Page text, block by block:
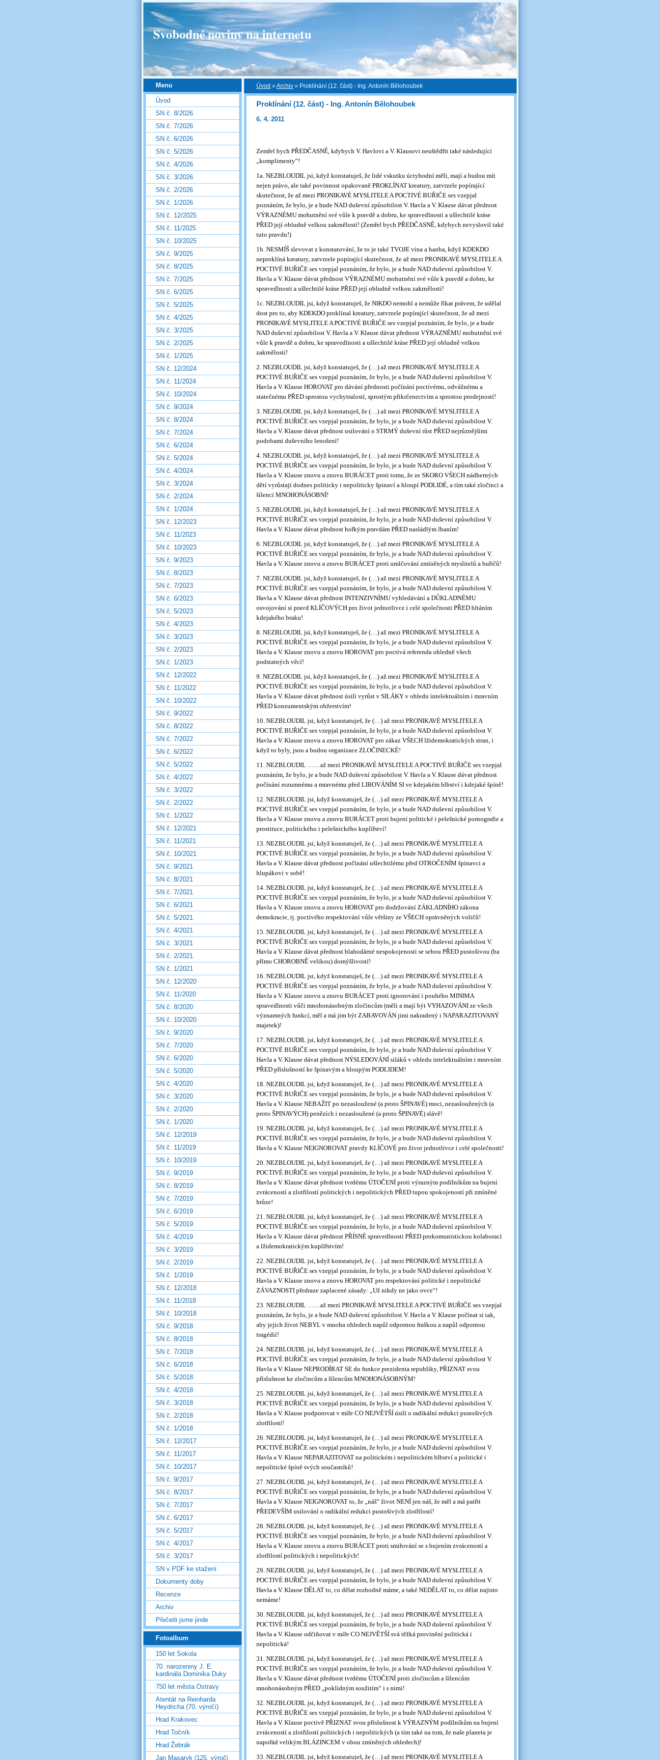
Svobodné noviny na internetu
Úvod »Archiv » Proklínání (12. část) - Ing. Antonín Bělohoubek
Proklínání (12. část) - Ing. Antonín Bělohoubek
6. 4. 2011
Zemřel bych PŘEDČASNĚ, kdybych V. Havlovi a V. Klausovi neuštědřit také následující
„komplimenty“!
1a. NEZBLOUDIL jsi, když konstatuješ, že lidé vskutku úctyhodní měli, mají a budou mít
nejen právo, ale také povinnost opakovaně PROKLÍNAT kreatury, zatvrzele popírající
skutečnost, že až mezi PRONIKAVÉ MYSLITELE A POCTIVÉ BUŘIČE ses vzepjal
poznáním, že bylo, je a bude NAD duševní způsobilost V. Havla a V. Klause dávat přednost
VÝRAZNÉMU mohutnění své vůle k pravdě a dobru, ke spravedlnosti a ušlechtilé kráse
PŘED její obludně velkou zakrnělostí! (Zemřel bych PŘEDČASNĚ, kdybych nevyslovil také
tuto pravdu!)
1b. NESMÍŠ slevovat z konstatování, že to je také TVOJE vina a hanba, když KDEKDO
neproklíná kreatury, zatvrzele popírající skutečnost, že až mezi PRONIKAVÉ MYSLITELE A
POCTIVÉ BUŘIČE ses vzepjal poznáním, že bylo, je a bude NAD duševní způsobilost V.
Havla a V. Klause dávat přednost VÝRAZNÉMU mohutnění své vůle k pravdě a dobru, ke
spravedlnosti a ušlechtilé kráse PŘED její obludně velkou zakrnělostí!
1c. NEZBLOUDIL jsi, když konstatuješ, že NIKDO nemohl a nemůže říkat právem, že udělal
dost pro to, aby KDEKDO proklínal kreatury, zatvrzele popírající skutečnost, že až mezi
PRONIKAVÉ MYSLITELE A POCTIVÉ BUŘIČE ses vzepjal poznáním, že bylo, je a bude
NAD duševní způsobilost V. Havla a V. Klause dávat přednost VÝRAZNÉMU mohutnění své
vůle k pravdě a dobru, ke spravedlnosti a ušlechtilé kráse PŘED její obludně velkou
zakrnělostí!
2. NEZBLOUDIL jsi, když konstatuješ, že (…) až mezi PRONIKAVÉ MYSLITELE A
POCTIVÉ BUŘIČE ses vzepjal poznáním, že bylo, je a bude NAD duševní způsobilost V.
Havla a V. Klause HOROVAT pro dávání přednosti počínání poctivému, odvážnému a
statečnému PŘED sprostou vychytralostí, sprostým přikrčenectvím a sprostou prodejností!
3. NEZBLOUDIL jsi, když konstatuješ, že (…) až mezi PRONIKAVÉ MYSLITELE A
POCTIVÉ BUŘIČE ses vzepjal poznáním, že bylo, je a bude NAD duševní způsobilost V.
Havla a V. Klause dávat přednost usilování o STRMÝ duševní růst PŘED nejrůznějšími
podobami duševního lenošení!
4. NEZBLOUDIL jsi, když konstatuješ, že (…) až mezi PRONIKAVÉ MYSLITELE A
POCTIVÉ BUŘIČE ses vzepjal poznáním, že bylo, je a bude NAD duševní způsobilost V.
Havla a V. Klause znovu a znovu BURÁCET proti tomu, že ze SKORO VŠECH nádherných
dětí vyrůstají dodnes politicky i nepoliticky špinaví a hloupí PODLIDÉ, a tím také zločinci a
šílenci MNOHONÁSOBNÍ!
5. NEZBLOUDIL jsi, když konstatuješ, že (…) až mezi PRONIKAVÉ MYSLITELE A
POCTIVÉ BUŘIČE ses vzepjal poznáním, že bylo, je a bude NAD duševní způsobilost V.
Havla a V. Klause dávat přednost hořkým pravdám PŘED nasládlým lhaním!
6. NEZBLOUDIL jsi, když konstatuješ, že (…) až mezi PRONIKAVÉ MYSLITELE A
POCTIVÉ BUŘIČE ses vzepjal poznáním, že bylo, je a bude NAD duševní způsobilost V.
Havla a V. Klause znovu a znovu BURÁCET proti umlčování zmíněných myslitelů a buřičů!
7. NEZBLOUDIL jsi, když konstatuješ, že (…) až mezi PRONIKAVÉ MYSLITELE A
POCTIVÉ BUŘIČE ses vzepjal poznáním, že bylo, je a bude NAD duševní způsobilost V.
Havla a V. Klause dávat přednost INTENZIVNÍMU vyhledávání a DŮKLADNÉMU
osvojování si pravd KLÍČOVÝCH pro život jednotlivce i celé společnosti PŘED hltáním
kdejakého braku!
8. NEZBLOUDIL jsi, když konstatuješ, že (…) až mezi PRONIKAVÉ MYSLITELE A
POCTIVÉ BUŘIČE ses vzepjal poznáním, že bylo, je a bude NAD duševní způsobilost V.
Havla a V. Klause znovu a znovu HOROVAT pro poctivá referenda ohledně všech
podstatných věcí!
9. NEZBLOUDIL jsi, když konstatuješ, že (…) až mezi PRONIKAVÉ MYSLITELE A
POCTIVÉ BUŘIČE ses vzepjal poznáním, že bylo, je a bude NAD duševní způsobilost V.
Havla a V. Klause dávat přednost úsilí vyrůst v SILÁKY v ohledu intelektuálním i mravním
PŘED konzumentským obžerstvím!
10. NEZBLOUDIL jsi, když konstatuješ, že (…) až mezi PRONIKAVÉ MYSLITELE A
POCTIVÉ BUŘIČE ses vzepjal poznáním, že bylo, je a bude NAD duševní způsobilost V.
Havla a V. Klause znovu a znovu HOROVAT pro zákaz VŠECH lžidemokratických stran, i
když to byly, jsou a budou organizace ZLOČINECKÉ!
11. NEZBLOUDIL ……až mezi PRONIKAVÉ MYSLITELE A POCTIVÉ BUŘIČE ses vzepjal
poznáním, že bylo, je a bude NAD duševní způsobilost V. Havla a V. Klause dávat přednost
počínání rozumnému a mravnému před LIBOVÁNÍM SI ve kdejakém blbství i kdejaké špíně!
12. NEZBLOUDIL jsi, když konstatuješ, že (…) až mezi PRONIKAVÉ MYSLITELE A
POCTIVÉ BUŘIČE ses vzepjal poznáním, že bylo, je a bude NAD duševní způsobilost V.
Havla a V. Klause znovu a znovu BURÁCET proti bujení politické i pelešnické pornografie a
prostituce, politického i pelešnického kuplířství!
13. NEZBLOUDIL jsi, když konstatuješ, že (…) až mezi PRONIKAVÉ MYSLITELE A
POCTIVÉ BUŘIČE ses vzepjal poznáním, že bylo, je a bude NAD duševní způsobilost V.
Havla a V. Klause dávat přednost počínání ušlechtilému před OTROČENÍM špinavci a
hlupákovi v sobě!
14. NEZBLOUDIL jsi, když konstatuješ, že (…) až mezi PRONIKAVÉ MYSLITELE A
POCTIVÉ BUŘIČE ses vzepjal poznáním, že bylo, je a bude NAD duševní způsobilost V.
Havla a V. Klause znovu a znovu HOROVAT pro dodržování ZÁKLADNÍHO zákona
demokracie, tj. poctivého respektování vůle většiny ze VŠECH oprávněných voličů!
15. NEZBLOUDIL jsi, když konstatuješ, že (…) až mezi PRONIKAVÉ MYSLITELE A
POCTIVÉ BUŘIČE ses vzepjal poznáním, že bylo, je a bude NAD duševní způsobilost V.
Havla a V. Klause dávat přednost blahodárné nespokojenosti se sebou PŘED pustošivou (ba
přímo CHOROBNĚ velikou) domýšlivostí!
16. NEZBLOUDIL jsi, když konstatuješ, že (…) až mezi PRONIKAVÉ MYSLITELE A
POCTIVÉ BUŘIČE ses vzepjal poznáním, že bylo, je a bude NAD duševní způsobilost V.
Havla a V. Klause znovu a znovu BURÁCET proti ignorování i pouhého MINIMA
spravedlnosti vůči mnohonásobným zločincům (měli a mají být VYHAZOVÁNI ze všech
významných funkcí, měl a má jim být ZABAVOVÁN jimi nakradený i NAPARAZITOVANÝ
majetek)!
17. NEZBLOUDIL jsi, když konstatuješ, že (…) až mezi PRONIKAVÉ MYSLITELE A
POCTIVÉ BUŘIČE ses vzepjal poznáním, že bylo, je a bude NAD duševní způsobilost V.
Havla a V. Klause dávat přednost NÝSLEDOVÁNÍ siláků v ohledu intelektuálním i mravním
PŘED příslušností ke špinavým a hloupým PODLIDEM!
18. NEZBLOUDIL jsi, když konstatuješ, že (…) až mezi PRONIKAVÉ MYSLITELE A
POCTIVÉ BUŘIČE ses vzepjal poznáním, že bylo, je a bude NAD duševní způsobilost V.
Havla a V. Klause NEBAŽIT po nezasloužené (a proto ŠPINAVÉ) moci, nezasloužených (a
proto ŠPINAVÝCH) penězích i nezasloužené (a proto ŠPINAVÉ) slávě!
19. NEZBLOUDIL jsi, když konstatuješ, že (…) až mezi PRONIKAVÉ MYSLITELE A
POCTIVÉ BUŘIČE ses vzepjal poznáním, že bylo, je a bude NAD duševní způsobilost V.
Havla a V. Klause NEIGNOROVAT pravdy KLÍČOVÉ pro život jednotlivce i celé společnosti!
20. NEZBLOUDIL jsi, když konstatuješ, že (…) až mezi PRONIKAVÉ MYSLITELE A
POCTIVÉ BUŘIČE ses vzepjal poznáním, že bylo, je a bude NAD duševní způsobilost V.
Havla a V. Klause dávat přednost tvrdému ÚTOČENÍ proti výrazným podílníkům na bujení
zvráceností a zlotřilostí politických i nepolitických PŘED tupou spokojeností při zmíněné
hrůze!
21. NEZBLOUDIL jsi, když konstatuješ, že (…) až mezi PRONIKAVÉ MYSLITELE A
POCTIVÉ BUŘIČE ses vzepjal poznáním, že bylo, je a bude NAD duševní způsobilost V.
Havla a V. Klause dávat přednost PŘÍSNÉ spravedlnosti PŘED prokomunistickou kolaborací
a lžidemokratickým kuplířstvím!
22. NEZBLOUDIL jsi, když konstatuješ, že (…) až mezi PRONIKAVÉ MYSLITELE A
POCTIVÉ BUŘIČE ses vzepjal poznáním, že bylo, je a bude NAD duševní způsobilost V.
Havla a V. Klause znovu a znovu HOROVAT pro respektování politické i nepolitické
ZÁVAZNOSTI předraze zaplacené zásady: „Už nikdy ne jako ovce“!
23. NEZBLOUDIL ……až mezi PRONIKAVÉ MYSLITELE A POCTIVÉ BUŘIČE ses vzepjal
poznáním, že bylo, je a bude NAD duševní způsobilost V. Havla a V. Klause počínat si tak,
aby jejich život NEBYL v mnoha ohledech napůl odpornou fraškou a napůl odpornou
tragédií!
24. NEZBLOUDIL jsi, když konstatuješ, že (…) až mezi PRONIKAVÉ MYSLITELE A
POCTIVÉ BUŘIČE ses vzepjal poznáním, že bylo, je a bude NAD duševní způsobilost V.
Havla a V. Klause NEPRODÍRAT SE do funkce prezidenta republiky, PŘIZNAT svou
příslušnost ke zločincům a šílencům MNOHONÁSOBNÝM!
25. NEZBLOUDIL jsi, když konstatuješ, že (…) až mezi PRONIKAVÉ MYSLITELE A
POCTIVÉ BUŘIČE ses vzepjal poznáním, že bylo, je a bude NAD duševní způsobilost V.
Havla a V. Klause podporovat v míře CO NEJVĚTŠÍ úsilí o radikální redukci pustošivých
zlotřilostí!
26. NEZBLOUDIL jsi, když konstatuješ, že (…) až mezi PRONIKAVÉ MYSLITELE A
POCTIVÉ BUŘIČE ses vzepjal poznáním, že bylo, je a bude NAD duševní způsobilost V.
Havla a V. Klause NEPARAZITOVAT na politickém i nepolitickém blbství a politické i
nepolitické špíně svých současníků!
27. NEZBLOUDIL jsi, když konstatuješ, že (…) až mezi PRONIKAVÉ MYSLITELE A
POCTIVÉ BUŘIČE ses vzepjal poznáním, že bylo, je a bude NAD duševní způsobilost V.
Havla a V. Klause NEIGNOROVAT to, že „náš“ život NENÍ jen náš, že měl a má patřit
PŘEDEVŠÍM usilování o radikální redukci pustošivých zlotřilostí!
28. NEZBLOUDIL jsi, když konstatuješ, že (…) až mezi PRONIKAVÉ MYSLITELE A
POCTIVÉ BUŘIČE ses vzepjal poznáním, že bylo, je a bude NAD duševní způsobilost V.
Havla a V. Klause znovu a znovu BURÁCET proti smiřování se s bujením zvráceností a
zlotřilostí politických i nepolitických!
29. NEZBLOUDIL jsi, když konstatuješ, že (…) až mezi PRONIKAVÉ MYSLITELE A
POCTIVÉ BUŘIČE ses vzepjal poznáním, že bylo, je a bude NAD duševní způsobilost V.
Havla a V. Klause DĚLAT to, co dělat rozhodně máme, a také NEDĚLAT to, co dělat najisto
nemáme!
30. NEZBLOUDIL jsi, když konstatuješ, že (…) až mezi PRONIKAVÉ MYSLITELE A
POCTIVÉ BUŘIČE ses vzepjal poznáním, že bylo, je a bude NAD duševní způsobilost V.
Havla a V. Klause odčiňovat v míře CO NEJVĚTŠÍ svá těžká provinění politická i
nepolitická!
31. NEZBLOUDIL jsi, když konstatuješ, že (…) až mezi PRONIKAVÉ MYSLITELE A
POCTIVÉ BUŘIČE ses vzepjal poznáním, že bylo, je a bude NAD duševní způsobilost V.
Havla a V. Klause dávat přednost tvrdému ÚTOČENÍ proti zločincům a šílencům
mnohonásobným PŘED „poklidným soužitím“ i s nimi!
32. NEZBLOUDIL jsi, když konstatuješ, že (…) až mezi PRONIKAVÉ MYSLITELE A
POCTIVÉ BUŘIČE ses vzepjal poznáním, že bylo, je a bude NAD duševní způsobilost V.
Havla a V. Klause poctivě PŘIZNAT svou příslušnost k VÝRAZNÝM podílníkům na bujení
zvráceností a zlotřilostí politických i nepolitických (a tím také na tom, že naše planeta je
napořád velikým BLÁZINCEM v obou zmíněných ohledech)!
33. NEZBLOUDIL jsi, když konstatuješ, že (…) až mezi PRONIKAVÉ MYSLITELE A
Menu
Úvod
SN č. 8/2026
SN č. 7/2026
SN č. 6/2026
SN č. 5/2026
SN č. 4/2026
SN č. 3/2026
SN č. 2/2026
SN č. 1/2026
SN č. 12/2025
SN č. 11/2025
SN č. 10/2025
SN č. 9/2025
SN č. 8/2025
SN č. 7/2025
SN č. 6/2025
SN č. 5/2025
SN č. 4/2025
SN č. 3/2025
SN č. 2/2025
SN č. 1/2025
SN č. 12/2024
SN č. 11/2024
SN č. 10/2024
SN č. 9/2024
SN č. 8/2024
SN č. 7/2024
SN č. 6/2024
SN č. 5/2024
SN č. 4/2024
SN č. 3/2024
SN č. 2/2024
SN č. 1/2024
SN č. 12/2023
SN č. 11/2023
SN č. 10/2023
SN č. 9/2023
SN č. 8/2023
SN č. 7/2023
SN č. 6/2023
SN č. 5/2023
SN č. 4/2023
SN č. 3/2023
SN č. 2/2023
SN č. 1/2023
SN č. 12/2022
SN č. 11/2022
SN č. 10/2022
SN č. 9/2022
SN č. 8/2022
SN č. 7/2022
SN č. 6/2022
SN č. 5/2022
SN č. 4/2022
SN č. 3/2022
SN č. 2/2022
SN č. 1/2022
SN č. 12/2021
SN č. 11/2021
SN č. 10/2021
SN č. 9/2021
SN č. 8/2021
SN č. 7/2021
SN č. 6/2021
SN č. 5/2021
SN č. 4/2021
SN č. 3/2021
SN č. 2/2021
SN č. 1/2021
SN č. 12/2020
SN č. 11/2020
SN č. 8/2020
SN č. 10/2020
SN č. 9/2020
SN č. 7/2020
SN č. 6/2020
SN č. 5/2020
SN č. 4/2020
SN č. 3/2020
SN č. 2/2020
SN č. 1/2020
SN č. 12/2019
SN č. 11/2019
SN č. 10/2019
SN č. 9/2019
SN č. 8/2019
SN č. 7/2019
SN č. 6/2019
SN č. 5/2019
SN č. 4/2019
SN č. 3/2019
SN č. 2/2019
SN č. 1/2019
SN č. 12/2018
SN č. 11/2018
SN č. 10/2018
SN č. 9/2018
SN č. 8/2018
SN č. 7/2018
SN č. 6/2018
SN č. 5/2018
SN č. 4/2018
SN č. 3/2018
SN č. 2/2018
SN č. 1/2018
SN č. 12/2017
SN č. 11/2017
SN č. 10/2017
SN č. 9/2017
SN č. 8/2017
SN č. 7/2017
SN č. 6/2017
SN č. 5/2017
SN č. 4/2017
SN č. 3/2017
SN v PDF ke stažení
Dokumenty doby
Recenze
Archiv
Přečetli jsme jinde
Fotoalbum
150 let Sokola
70. narozeniny J. E.
kardinála Dominika Duky
750 let města Ostravy
Atentát na Reinharda
Heydricha (70. výročí)
Hrad Krakovec
Hrad Točník
Hrad Žebrák
Jan Masaryk (125. výročí